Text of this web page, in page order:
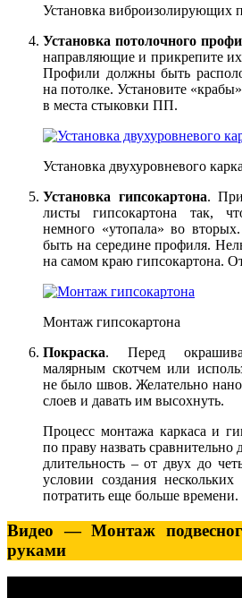
Установка виброизолирующих
Установка потолочного
направляющие и прикрепите
Профили должны быть
на потолке. Установите
в места стыковки ПП.
Установка двухуровневого
Установка гипсокартона.
листы гипсокартона так,
немного «утопала» во
быть на середине профиля.
на самом краю гипсокартона.
Монтаж гипсокартона
Покраска. Перед
малярным скотчем или
не было швов. Желательно
слоев и давать им высохнуть.
Процесс монтажа каркаса и
по праву назвать
длительность – от двух до
условии создания
потратить еще больше времени.
Видео — Монтаж
руками